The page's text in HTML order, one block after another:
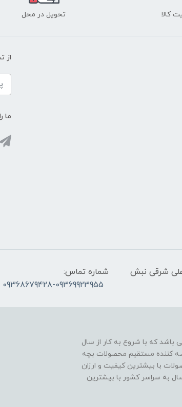
کالا تحویل در محل
از
ما
شرقی نبش
شماره تماس:
09368679428-09369923955
که با شروع به کار از سال
کننده مستقیم محصولات بچه
با بیشترین کیفیت و ارزان
به سراسر کشور با بیشترین